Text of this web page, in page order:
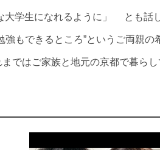
大学生になれるように」 とも話
強もできるところ”というご両親
ではご家族と地元の京都で暮ら